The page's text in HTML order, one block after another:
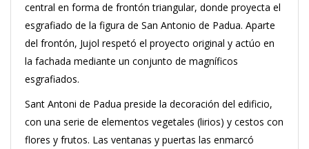
central en forma de frontón triangular, donde proyecta el
esgrafiado de la figura de San Antonio de Padua. Aparte
del frontón, Jujol respetó el proyecto original y actúo en
la fachada mediante un conjunto de magníficos
esgrafiados.
Sant Antoni de Padua preside la decoración del edificio,
con una serie de elementos vegetales (lirios) y cestos con
flores y frutos. Las ventanas y puertas las enmarcó